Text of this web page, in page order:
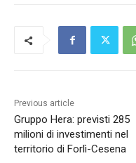
Previous article
Gruppo Hera: previsti 285
milioni di investimenti nel
territorio di Forlì-Cesena